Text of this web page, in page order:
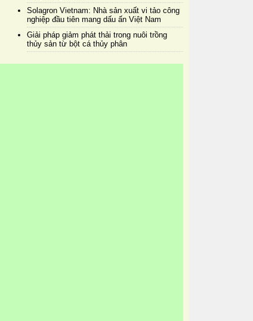
Solagron Vietnam: Nhà sản xuất vi tảo công
nghiệp đầu tiên mang dấu ấn Việt Nam
Giải pháp giảm phát thải trong nuôi trồng
thủy sản từ bột cá thủy phân